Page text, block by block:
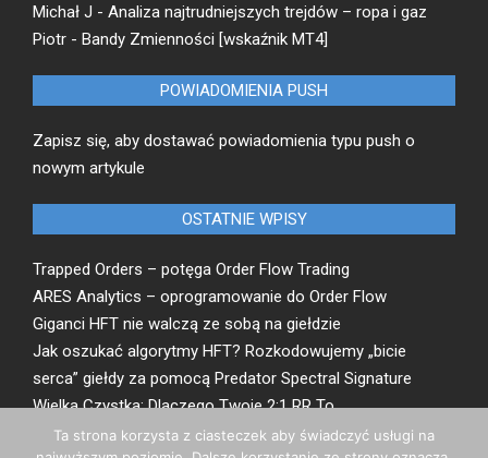
Michał J - Analiza najtrudniejszych trejdów – ropa i gaz
Piotr - Bandy Zmienności [wskaźnik MT4]
POWIADOMIENIA PUSH
Zapisz się, aby dostawać powiadomienia typu push o
nowym artykule
OSTATNIE WPISY
Trapped Orders – potęga Order Flow Trading
ARES Analytics – oprogramowanie do Order Flow
Giganci HFT nie walczą ze sobą na giełdzie
Jak oszukać algorytmy HFT? Rozkodowujemy „bicie
serca” giełdy za pomocą Predator Spectral Signature
Wielka Czystka: Dlaczego Twoje 2:1 RR To
Matematyczna Iluzja
Ta strona korzysta z ciasteczek aby świadczyć usługi na